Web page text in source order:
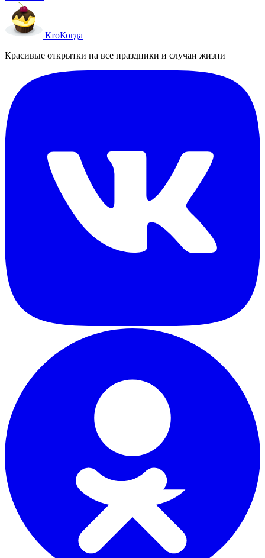
КтоКогда
Красивые открытки на все праздники и случаи жизни